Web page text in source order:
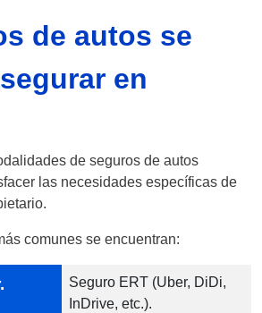
de autos se
en
de seguros de autos
las necesidades específicas de
comunes se encuentran:
Seguro ERT (Uber, DiDi,
InDrive, etc.).